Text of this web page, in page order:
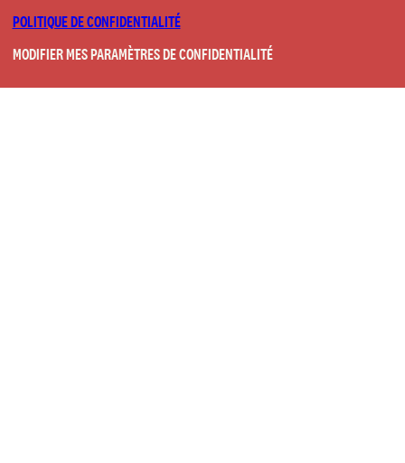
POLITIQUE DE CONFIDENTIALITÉ
MODIFIER MES PARAMÈTRES DE CONFIDENTIALITÉ